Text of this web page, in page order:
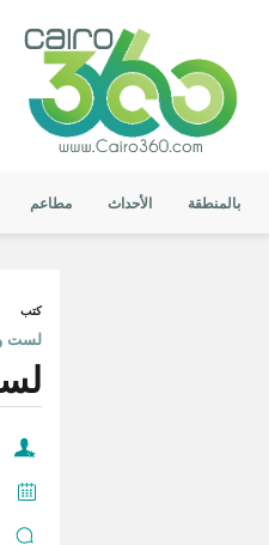
بالمنطقة الأحداث مطاعم
كتب
لست